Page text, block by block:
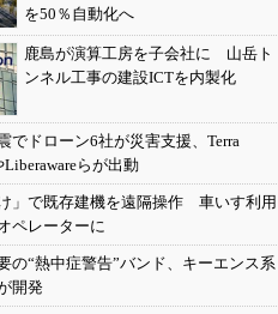
を50％自動化へ
鹿島が演算工房を子会社に 山岳ト
ンネル工事の建設ICTを内製化
でドローン6社が災害支援、Terra
Liberawareらが出動
け」で既存建機を遠隔操作 車いす利用
ペレーターに
の“熱中症警告”バンド、キーエンス系
開発